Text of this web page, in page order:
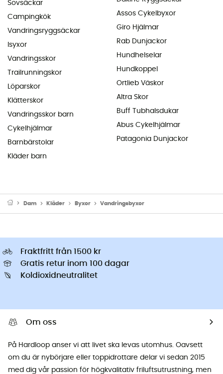
Sovsäckar
Campingkök
Vandringsryggsäckar
Isyxor
Vandringsskor
Trailrunningskor
Löparskor
Klätterskor
Vandringsskor barn
Cykelhjälmar
Barnbärstolar
Kläder barn
Assos Cykelbyxor
Giro Hjälmar
Rab Dunjackor
Hundhelselar
Hundkoppel
Ortlieb Väskor
Altra Skor
Buff Tubhalsdukar
Abus Cykelhjälmar
Patagonia Dunjackor
Dam Kläder Byxor Vandringsbyxor
Fraktfritt från 1500 kr
Gratis retur inom 100 dagar
Koldioxidneutralitet
Om oss
På Hardloop anser vi att livet ska levas utomhus. Oavsett
om du är nybörjare eller toppidrottare delar vi sedan 2015
med dig vår passion för högkvalitativ friluftsutrustning, men